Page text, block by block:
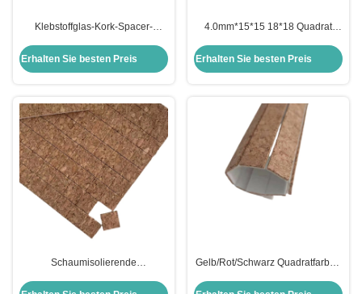
Klebstoffglas-Kork-Spacer-
Design-Stil für Gelb/Rot/Schwarz
Erhalten Sie besten Preis
4.0mm*15*15 18*18 Quadrat
Trennpolster für den Schutz von
Glas
Erhalten Sie besten Preis
Schaumisolierende
gelb/rot/schwarz
Gelb/Rot/Schwarz Quadratfarben
erschwinglichen Preisen